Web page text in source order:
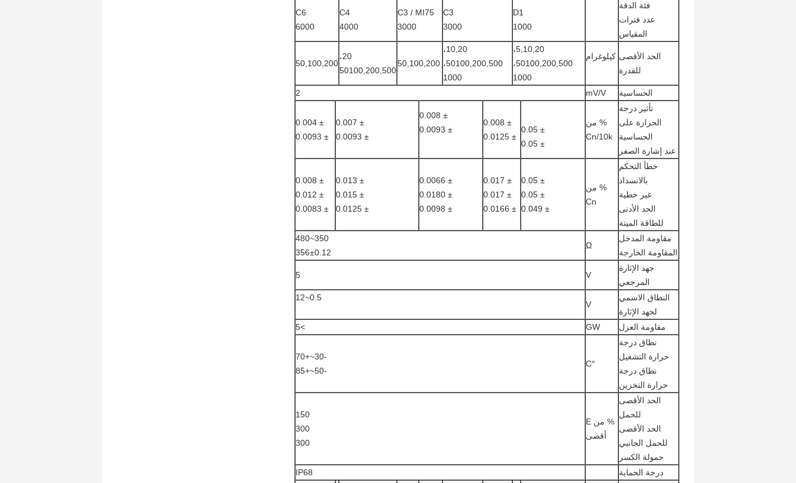
فئة الدقة
عدد فترات
المقياس
D1
1000
C3
3000
C3 / MI75
3000
C4
4000
C6
6000
الحد الأقصى
للقدرة
كيلوغرام
5,10,20،
50100,200,500،
1000
10,20،
50100,200,500،
1000
50,100,200
20،
50100,200,500
50,100,200
الحساسية mV/V
2
تأثير درجة
الحرارة على
الحساسية
عند إشارة الصفر
% من
Cn/10k
± 0.05
± 0.05
± 0.008
± 0.0125
± 0.008
± 0.0093
± 0.007
± 0.0093
± 0.004
± 0.0093
خطأ التحكم
بالانسداد
غير خطية
الحد الأدنى
للطاقة الميتة
% من
Cn
± 0.05
± 0.05
± 0.049
± 0.017
± 0.017
± 0.0166
± 0.0066
± 0.0180
± 0.0098
± 0.013
± 0.015
± 0.0125
± 0.008
± 0.012
± 0.0083
مقاومة المدخل
المقاومة الخارجة
Ω
350~480
356±0.12
جهد الإثارة
المرجعي
V
5
النطاق الاسمي
لجهد الإثارة
V
0.5~12
مقاومة العزل GW
>5
نطاق درجة
حرارة التشغيل
نطاق درجة
حرارة التخزين
°C
-30~+70
-50~+85
الحد الأقصى
للحمل
الحد الأقصى
للحمل الجانبي
حمولة الكسر
% من E
أقصى
150
300
300
درجة الحماية IP68